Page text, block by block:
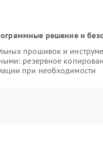
решение и
прошивок и
резервное
при необходимости